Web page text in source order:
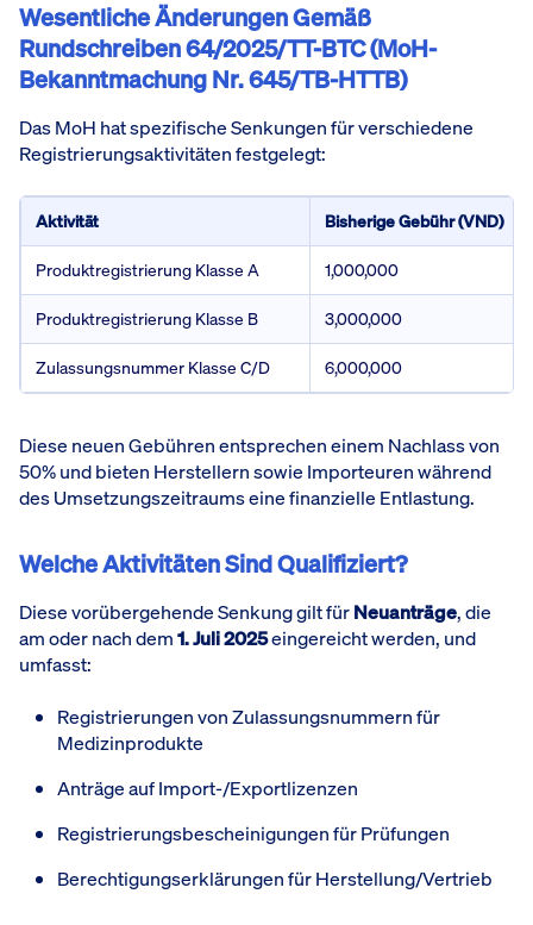
Wesentliche Änderungen Gemäß
Rundschreiben 64/2025/TT-BTC (MoH-
Bekanntmachung Nr. 645/TB-HTTB)
Das MoH hat spezifische Senkungen für verschiedene
Registrierungsaktivitäten festgelegt:
Aktivität Bisherige Gebühr (VND)
Produktregistrierung Klasse A 1,000,000
Produktregistrierung Klasse B 3,000,000
Zulassungsnummer Klasse C/D 6,000,000
Diese neuen Gebühren entsprechen einem Nachlass von
50% und bieten Herstellern sowie Importeuren während
des Umsetzungszeitraums eine finanzielle Entlastung.
Welche Aktivitäten Sind Qualifiziert?
Diese vorübergehende Senkung gilt fürNeuanträge, die
am oder nach dem1. Juli 2025eingereicht werden, und
umfasst:
Registrierungen von Zulassungsnummern für
Medizinprodukte
Anträge auf Import-/Exportlizenzen
Registrierungsbescheinigungen für Prüfungen
Berechtigungserklärungen für Herstellung/Vertrieb